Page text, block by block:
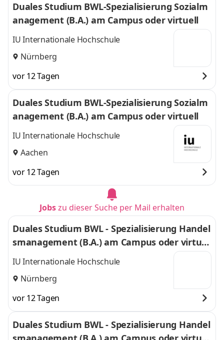
Duales Studium BWL-Spezialisierung Sozialm
anagement (B.A.) am Campus oder virtuell
IU Internationale Hochschule
Nürnberg
vor 12 Tagen
Duales Studium BWL-Spezialisierung Sozialm
anagement (B.A.) am Campus oder virtuell
IU Internationale Hochschule
Aachen
vor 12 Tagen
Jobszu dieser Suche per Mail erhalten
Duales Studium BWL - Spezialisierung Handel
smanagement (B.A.) am Campus oder virtuel
l
IU Internationale Hochschule
Nürnberg
vor 12 Tagen
Duales Studium BWL - Spezialisierung Handel